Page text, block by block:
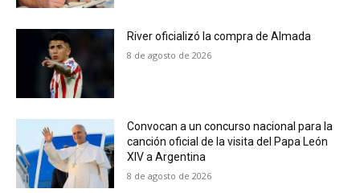
River oficializó la compra de Almada
8 de agosto de 2026
Convocan a un concurso nacional para la
canción oficial de la visita del Papa León
XIV a Argentina
8 de agosto de 2026